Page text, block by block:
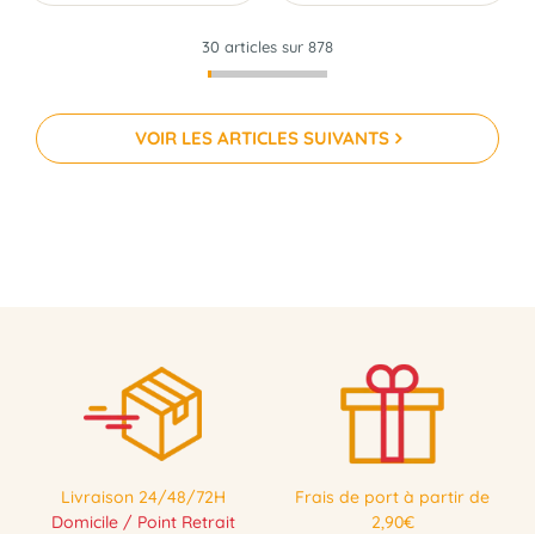
30 articles sur 878
VOIR LES ARTICLES SUIVANTS
Livraison 24/48/72H
Domicile / Point Retrait
Frais de port à partir de
2,90€